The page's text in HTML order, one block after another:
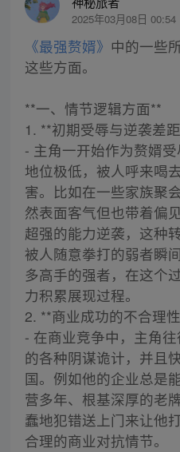
2025年03月08日 00:54
《最强赘婿》 中的一些
这些方面。
**一、情节逻辑方面**
1. **初期受辱与逆袭差
- 主角一开始作为赘婿
地位极低，被人呼来喝
害。比如在一些家族聚
然表面客气但也带着偏
超强的能力逆袭，这种
被人随意拳打的弱者瞬
多高手的强者，在这个
力积累展现过程。
2. **商业成功的不合理
- 在商业竞争中，主角
的各种阴谋诡计，并且
国。例如他的企业总是
营多年、根基深厚的老
蠢地犯错送上门来让他
合理的商业对抗情节。